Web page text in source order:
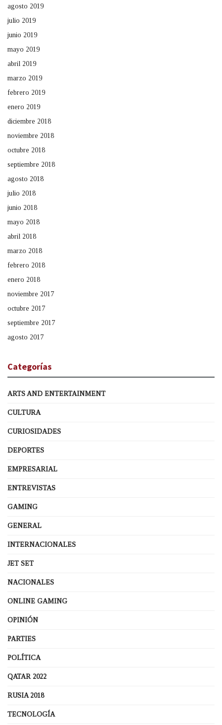
agosto 2019
julio 2019
junio 2019
mayo 2019
abril 2019
marzo 2019
febrero 2019
enero 2019
diciembre 2018
noviembre 2018
octubre 2018
septiembre 2018
agosto 2018
julio 2018
junio 2018
mayo 2018
abril 2018
marzo 2018
febrero 2018
enero 2018
noviembre 2017
octubre 2017
septiembre 2017
agosto 2017
Categorías
ARTS AND ENTERTAINMENT
CULTURA
CURIOSIDADES
DEPORTES
EMPRESARIAL
ENTREVISTAS
GAMING
GENERAL
INTERNACIONALES
JET SET
NACIONALES
ONLINE GAMING
OPINIÓN
PARTIES
POLÍTICA
QATAR 2022
RUSIA 2018
TECNOLOGÍA